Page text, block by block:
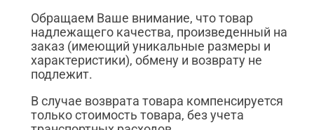
Обращаем Ваше внимание, что товар
надлежащего качества, произведенный на
заказ (имеющий уникальные размеры и
характеристики), обмену и возврату не
подлежит.
В случае возврата товара компенсируется
только стоимость товара, без учета